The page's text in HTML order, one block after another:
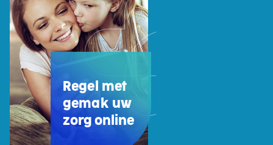
Regel met
gemak uw
zorg online